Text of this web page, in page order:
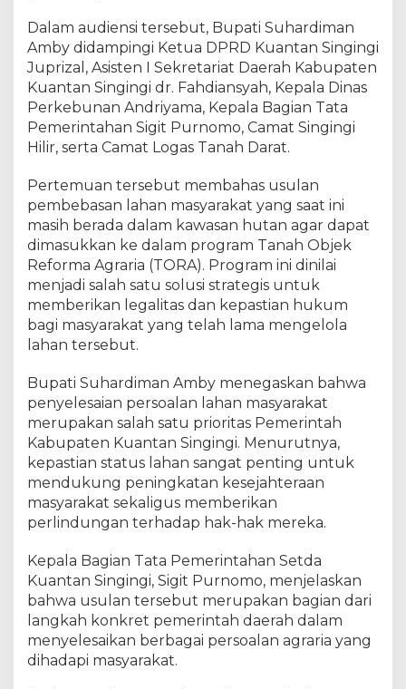
a
s
t
i
a
n
H
m
L
a
h
a
n
M
a
y
r
a
k
a
t
K
u
n
s
i
M
e
Dalam audiensi tersebut, Bupati Suhardiman
Amby didampingi Ketua DPRD Kuantan Singingi
Juprizal, Asisten I Sekretariat Daerah Kabupaten
Kuantan Singingi dr. Fahdiansyah, Kepala Dinas
Perkebunan Andriyama, Kepala Bagian Tata
Pemerintahan Sigit Purnomo, Camat Singingi
Hilir, serta Camat Logas Tanah Darat.
Pertemuan tersebut membahas usulan
pembebasan lahan masyarakat yang saat ini
masih berada dalam kawasan hutan agar dapat
dimasukkan ke dalam program Tanah Objek
Reforma Agraria (TORA). Program ini dinilai
menjadi salah satu solusi strategis untuk
memberikan legalitas dan kepastian hukum
bagi masyarakat yang telah lama mengelola
lahan tersebut.
Bupati Suhardiman Amby menegaskan bahwa
penyelesaian persoalan lahan masyarakat
merupakan salah satu prioritas Pemerintah
Kabupaten Kuantan Singingi. Menurutnya,
kepastian status lahan sangat penting untuk
mendukung peningkatan kesejahteraan
masyarakat sekaligus memberikan
perlindungan terhadap hak-hak mereka.
Kepala Bagian Tata Pemerintahan Setda
Kuantan Singingi, Sigit Purnomo, menjelaskan
bahwa usulan tersebut merupakan bagian dari
langkah konkret pemerintah daerah dalam
menyelesaikan berbagai persoalan agraria yang
dihadapi masyarakat.